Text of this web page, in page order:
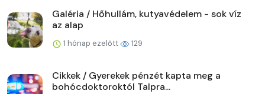
Galéria / Hőhullám, kutyavédelem - sok víz
az alap
1 hónap ezelőtt 129
Cikkek / Gyerekek pénzét kapta meg a
bohócdoktoroktól Talpra...